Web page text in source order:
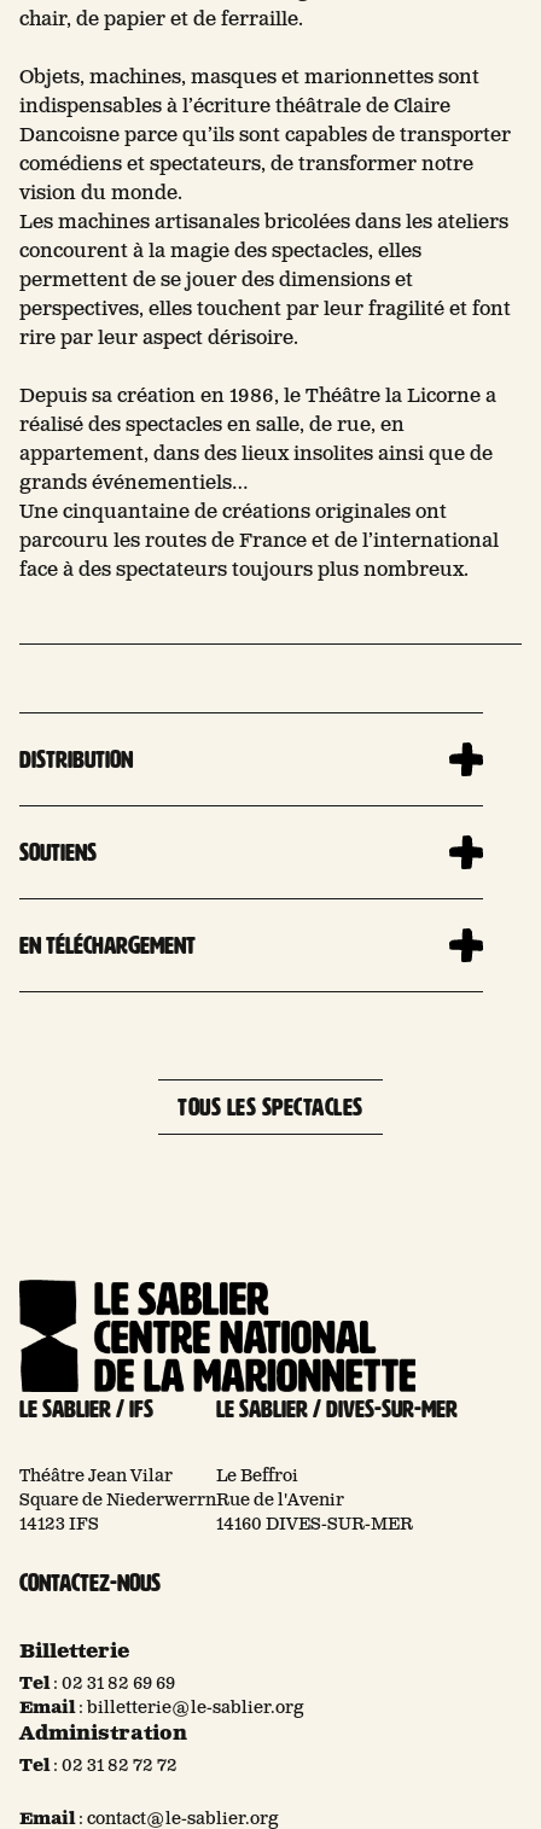
chair, de papier et de ferraille.
Objets, machines, masques et marionnettes sont
indispensables à l’écriture théâtrale de Claire
Dancoisne parce qu’ils sont capables de transporter
comédiens et spectateurs, de transformer notre
vision du monde.
Les machines artisanales bricolées dans les ateliers
concourent à la magie des spectacles, elles
permettent de se jouer des dimensions et
perspectives, elles touchent par leur fragilité et font
rire par leur aspect dérisoire.
Depuis sa création en 1986, le Théâtre la Licorne a
réalisé des spectacles en salle, de rue, en
appartement, dans des lieux insolites ainsi que de
grands événementiels…
Une cinquantaine de créations originales ont
parcouru les routes de France et de l’international
face à des spectateurs toujours plus nombreux.
Distribution
Soutiens
En téléchargement
TOUS LES SPECTACLES
Le Sablier / Ifs
Théâtre Jean Vilar
Square de Niederwerrn
14123 IFS
Le Sablier / Dives-sur-mer
Le Beffroi
Rue de l'Avenir
14160 DIVES-SUR-MER
Contactez-nous
Billetterie
Tel: 02 31 82 69 69
Email:billetterie@le-sablier.org
Administration
Tel: 02 31 82 72 72
Email: contact@le-sablier.org